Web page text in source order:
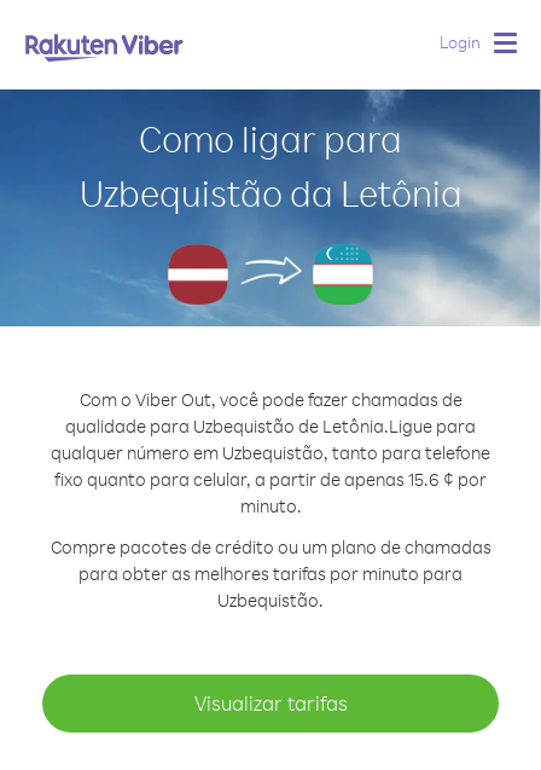
Login
Como ligar para
Uzbequistão da Letônia
Com o Viber Out, você pode fazer chamadas de
qualidade para Uzbequistão de Letônia.Ligue para
qualquer número em Uzbequistão, tanto para telefone
fixo quanto para celular, a partir de apenas 15.6 ¢ por
minuto.
Compre pacotes de crédito ou um plano de chamadas
para obter as melhores tarifas por minuto para
Uzbequistão.
Visualizar tarifas